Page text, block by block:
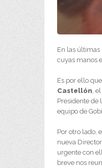
En las últimas
cuyas manos
Es por ello
Castellón ,
Presidente de
equipo de
Por otro lado,
nueva
urgente con
breve nos